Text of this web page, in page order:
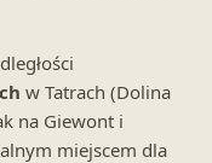
w Tatrach (Dolina
na Giewont i
miejscem dla